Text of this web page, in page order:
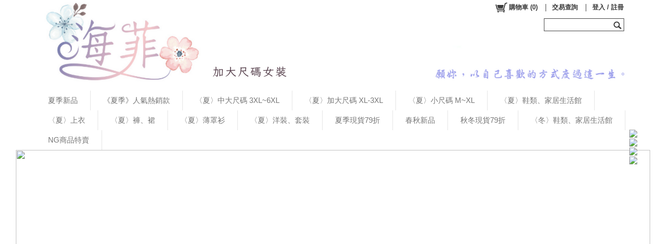
夏季新品 《夏季》人氣熱銷款 〈夏〉中大尺碼 3XL~6XL 〈夏〉加大尺碼 XL-3XL 〈夏〉小尺碼 M~XL 〈夏〉鞋類、家居生活館
〈夏〉上衣 〈夏〉褲、裙 〈夏〉薄罩衫 〈夏〉洋裝、套裝 夏季現貨79折 春秋新品 秋冬現貨79折 〈冬〉鞋類、家居生活館
NG商品特賣
購物車 (0) 交易查詢 登入 / 註冊